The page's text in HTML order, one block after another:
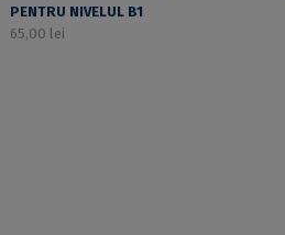
PENTRU NIVELUL B1
65,00 lei